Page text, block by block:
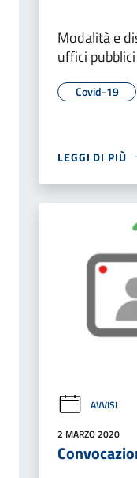
Modalità e
uffici
Covid-19
LEGGI DI PIÙ
AVVISI
2 MARZO 2020